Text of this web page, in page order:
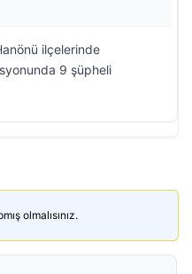
ilçelerinde
9 şüpheli
olmalısınız.